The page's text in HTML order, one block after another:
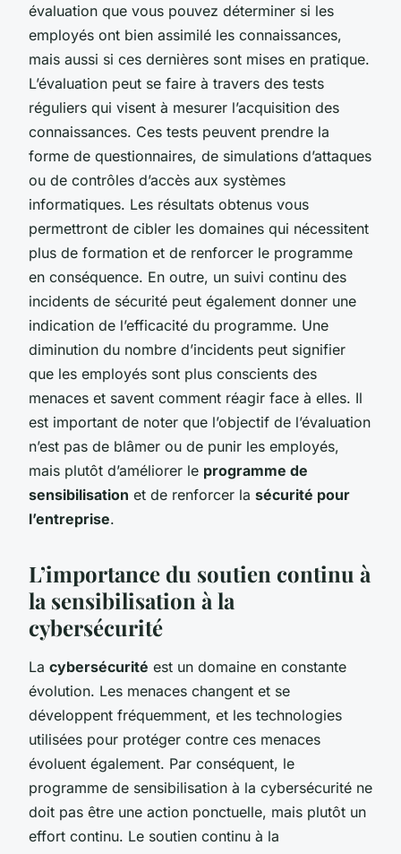
évaluation que vous pouvez déterminer si les
employés ont bien assimilé les connaissances,
mais aussi si ces dernières sont mises en pratique.
L’évaluation peut se faire à travers des tests
réguliers qui visent à mesurer l’acquisition des
connaissances. Ces tests peuvent prendre la
forme de questionnaires, de simulations d’attaques
ou de contrôles d’accès aux systèmes
informatiques. Les résultats obtenus vous
permettront de cibler les domaines qui nécessitent
plus de formation et de renforcer le programme
en conséquence. En outre, un suivi continu des
incidents de sécurité peut également donner une
indication de l’efficacité du programme. Une
diminution du nombre d’incidents peut signifier
que les employés sont plus conscients des
menaces et savent comment réagir face à elles. Il
est important de noter que l’objectif de l’évaluation
n’est pas de blâmer ou de punir les employés,
mais plutôt d’améliorer le programme de
sensibilisation et de renforcer la sécurité pour
l’entreprise.
L’importance du soutien continu à
la sensibilisation à la
cybersécurité
La cybersécurité est un domaine en constante
évolution. Les menaces changent et se
développent fréquemment, et les technologies
utilisées pour protéger contre ces menaces
évoluent également. Par conséquent, le
programme de sensibilisation à la cybersécurité ne
doit pas être une action ponctuelle, mais plutôt un
effort continu. Le soutien continu à la